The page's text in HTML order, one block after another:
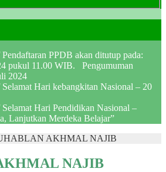
Pendaftaran PPDB akan ditutup pada:
pukul 11.00 WIB. Pengumuman
2024
Selamat Hari kebangkitan Nasional – 20
Selamat Hari Pendidikan Nasional –
Lanjutkan Merdeka Belajar”
AKHMAL NAJIB
NAJIB